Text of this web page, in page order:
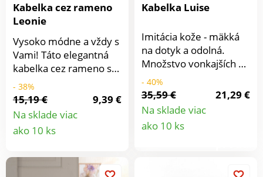
Kabelka cez rameno
Leonie
Vysoko módne a vždy s
Vami! Táto elegantná
kabelka cez rameno s
magnetickým zámkom
má všetko: 2 hlavné
priehradky, 6
priehradok na karty, 1
vonkajšiu priehradku
- 38%
15,19 €
9,39 €
Na sklade viac
ako 10 ks
Kabelka Luise
Imitácia kože - mäkká
na dotyk a odolná.
Množstvo vonkajších a
vnútorných
priehradiek.
Odnímateľný ramenný
popruh.
- 40%
35,59 €
21,29 €
Na sklade viac
ako 10 ks